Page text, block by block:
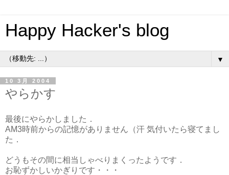
Happy Hacker's blog
▼
10 3月 2004
やらかす
最後にやらかしました．
AM3時前からの記憶がありません（汗 気付いたら寝てまし
た．
どうもその間に相当しゃべりまくったようです．
お恥ずかしいかぎりです・・・